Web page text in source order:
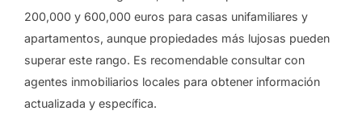
200,000 y 600,000 euros para casas unifamiliares y
apartamentos, aunque propiedades más lujosas pueden
superar este rango. Es recomendable consultar con
agentes inmobiliarios locales para obtener información
actualizada y específica.